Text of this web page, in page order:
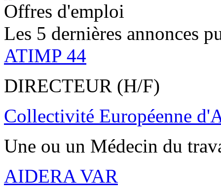
Offres d'emploi
Les 5 dernières annonces
ATIMP 44
DIRECTEUR (H/F)
Collectivité Européenne
Une ou un Médecin du
AIDERA VAR